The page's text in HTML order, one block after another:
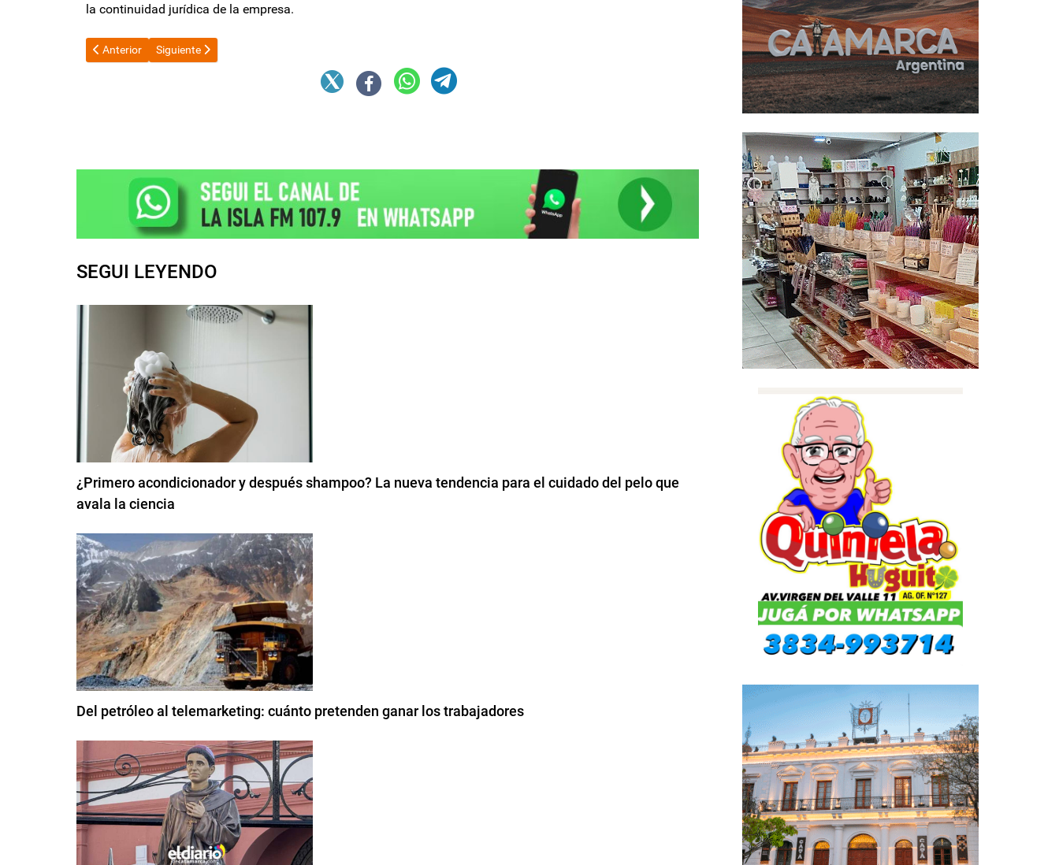
la continuidad jurídica de la empresa.
Artículo anterior: El Banco Central renovó hasta 2028 sus préstamos con bancos internacionales por US$6.000 millones
Anterior Artículo siguiente: Atucha: anuncian una inversión privada de US$1.200 millones para un reactor nuclear
Siguiente
SEGUI LEYENDO
¿Primero acondicionador y después shampoo? La nueva tendencia para el cuidado del pelo que
avala la ciencia
Del petróleo al telemarketing: cuánto pretenden ganar los trabajadores